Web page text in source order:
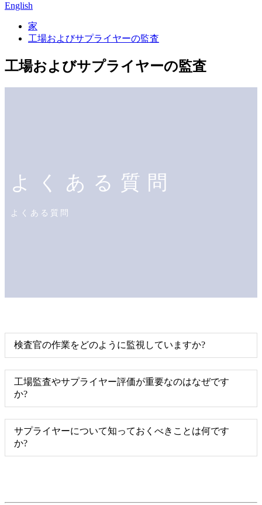
English
家
工場およびサプライヤーの監査
工場およびサプライヤーの監査
よくある質問
よくある質問
検査官の作業をどのように監視していますか?
工場監査やサプライヤー評価が重要なのはなぜです
か?
サプライヤーについて知っておくべきことは何です
か?